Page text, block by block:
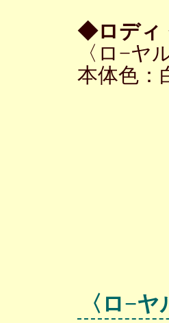
◆ロディ
〈ロ−ヤ
本体色：
〈ロ−